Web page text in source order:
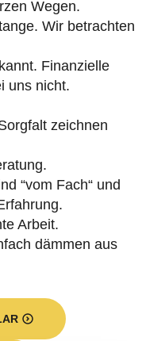
Wegen.
Wir betrachten
Finanzielle
uns nicht.
zeichnen
“vom Fach“ und
Arbeit.
dämmen aus